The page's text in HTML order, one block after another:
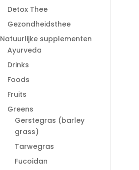
Detox Thee
Gezondheidsthee
Natuurlijke supplementen
Ayurveda
Drinks
Foods
Fruits
Greens
Gerstegras (barley
grass)
Tarwegras
Fucoidan